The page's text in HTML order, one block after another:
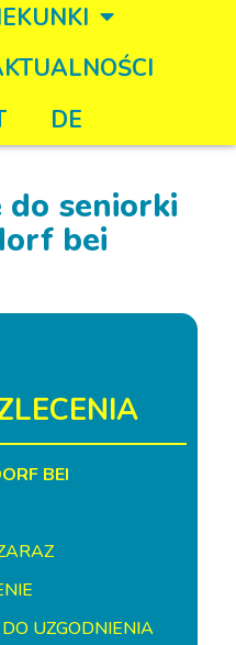
DE
do seniorki
bei
BEI
UZGODNIENIA